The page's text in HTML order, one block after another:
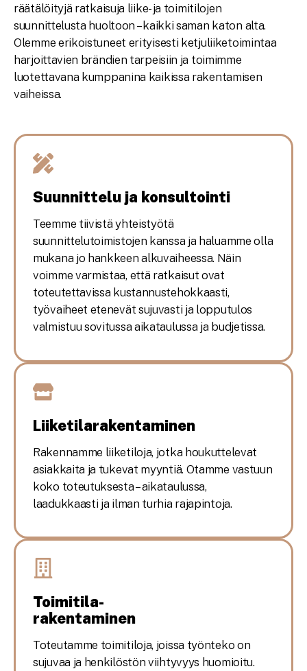
räätälöityjä ratkaisuja liike- ja toimitilojen
suunnittelusta huoltoon – kaikki saman katon alta.
Olemme erikoistuneet erityisesti ketjuliiketoimintaa
harjoittavien brändien tarpeisiin ja toimimme
luotettavana kumppanina kaikissa rakentamisen
vaiheissa.
Suunnittelu ja konsultointi
Teemme tiivistä yhteistyötä
suunnittelutoimistojen kanssa ja haluamme olla
mukana jo hankkeen alkuvaiheessa. Näin
voimme varmistaa, että ratkaisut ovat
toteutettavissa kustannustehokkaasti,
työvaiheet etenevät sujuvasti ja lopputulos
valmistuu sovitussa aikataulussa ja budjetissa.
Liiketilarakentaminen
Rakennamme liiketiloja, jotka houkuttelevat
asiakkaita ja tukevat myyntiä. Otamme vastuun
koko toteutuksesta – aikataulussa,
laadukkaasti ja ilman turhia rajapintoja.
Toimitila-
rakentaminen
Toteutamme toimitiloja, joissa työnteko on
sujuvaa ja henkilöstön viihtyvyys huomioitu.